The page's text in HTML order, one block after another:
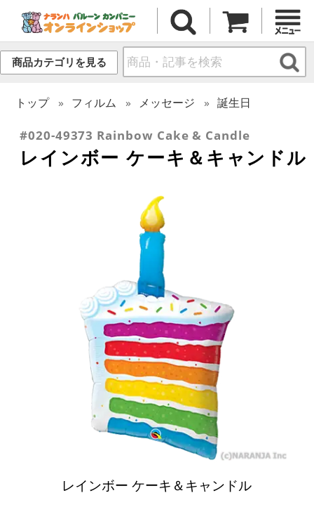
商品カテゴリを見る
トップ フィルム メッセージ 誕生日
#020-49373 Rainbow Cake & Candle
レインボー ケーキ＆キャンドル
レインボー ケーキ＆キャンドル